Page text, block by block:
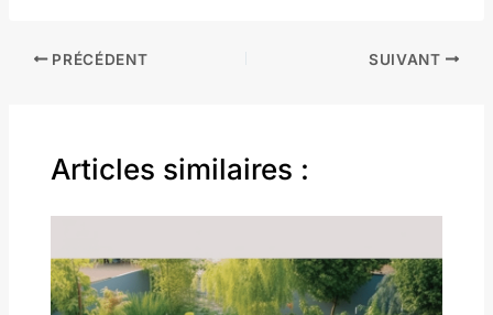
PRÉCÉDENT SUIVANT
Articles similaires :